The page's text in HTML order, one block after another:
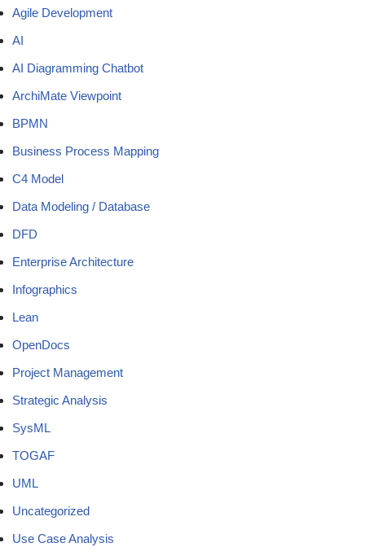
Agile Development
AI
AI Diagramming Chatbot
ArchiMate Viewpoint
BPMN
Business Process Mapping
C4 Model
Data Modeling / Database
DFD
Enterprise Architecture
Infographics
Lean
OpenDocs
Project Management
Strategic Analysis
SysML
TOGAF
UML
Uncategorized
Use Case Analysis